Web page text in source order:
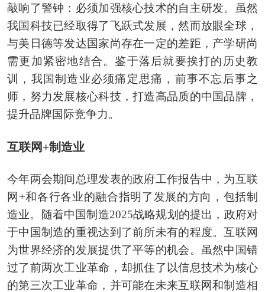
敲响了警钟：必须加强核心技术的自主研发。虽然
我国科技已经取得了飞跃式发展，然而放眼全球，
与美日德等发达国家尚存在一定的差距，产学研尚
需更加紧密地结合。鉴于落后就要挨打的历史教
训，我国制造业必须痛定思痛，前事不忘后事之
师，努力发展核心科技，打造高品质的中国品牌，
提升品牌国际竞争力。
互联网+制造业
今年两会期间总理发表的政府工作报告中，为互联
网+和各行各业的融合指明了发展的方向，包括制
造业。随着中国制造2025战略规划的提出，政府对
于中国制造的重视达到了前所未有的程度。互联网
为世界经济的发展提供了平等的机会。虽然中国错
过了前两次工业革命，却抓住了以信息技术为核心
的第三次工业革命，并可能在未来互联网和制造相